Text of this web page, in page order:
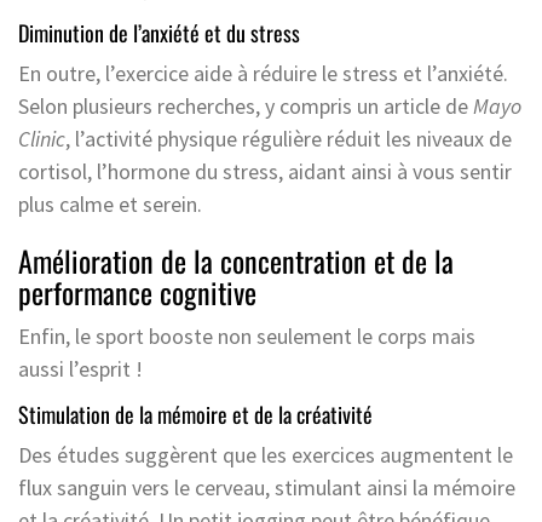
Diminution de l’anxiété et du stress
En outre, l’exercice aide à réduire le stress et l’anxiété.
Selon plusieurs recherches, y compris un article deMayo
Clinic, l’activité physique régulière réduit les niveaux de
cortisol, l’hormone du stress, aidant ainsi à vous sentir
plus calme et serein.
Amélioration de la concentration et de la
performance cognitive
Enfin, le sport booste non seulement le corps mais
aussi l’esprit !
Stimulation de la mémoire et de la créativité
Des études suggèrent que les exercices augmentent le
flux sanguin vers le cerveau, stimulant ainsi la mémoire